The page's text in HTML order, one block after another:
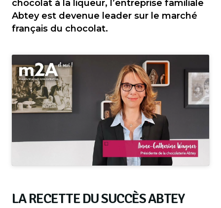
chocolat à la liqueur, l’entreprise familiale
Abtey est devenue leader sur le marché
français du chocolat.
LA RECETTE DU SUCCÈS ABTEY